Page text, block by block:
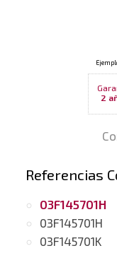
2
Referencias
03F145701H
03F145701H
03F145701K